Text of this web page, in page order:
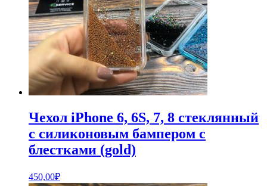
Чехол iPhone 6, 6S, 7, 8 стеклянный
с силиконовым бампером с
блестками (gold)
450,00₽